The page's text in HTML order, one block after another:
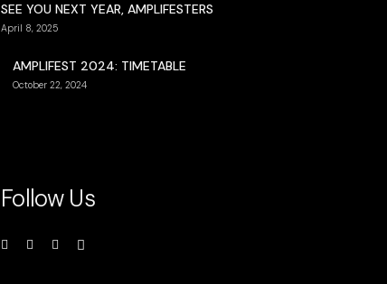
SEE YOU NEXT YEAR, AMPLIFESTERS
April 8, 2025
AMPLIFEST 2024: TIMETABLE
October 22, 2024
Follow Us